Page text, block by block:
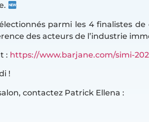
parmi les 4 finalistes de
des acteurs de l’industrie
: https://www.barjane.com/simi-
!
contactez Patrick Ellena :